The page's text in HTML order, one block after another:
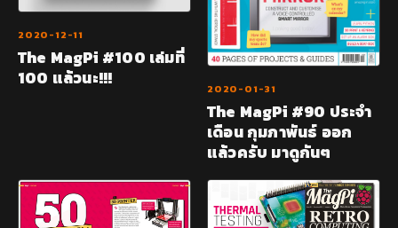
2020-12-11
The MagPi #100 เล่มที่
100 แล้วนะ!!!
2020-01-31
The MagPi #90 ประจำ
เดือน กุมภาพันธ์ ออก
แล้วครับ มาดูกันๆ